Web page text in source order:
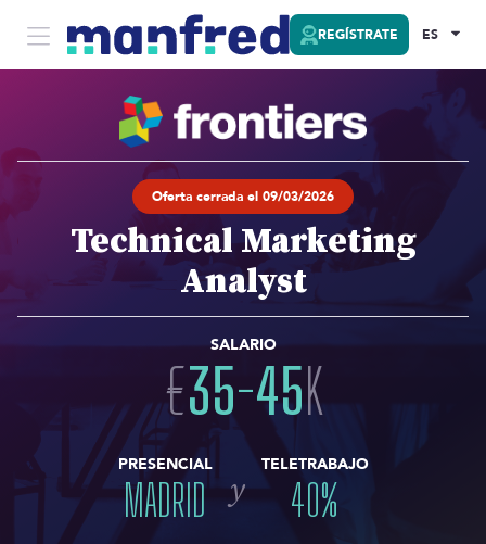
REGÍSTRATE ES
Oferta cerrada el 09/03/2026
Technical Marketing
Analyst
SALARIO
€35-45K
PRESENCIAL
MADRID y
TELETRABAJO
40%